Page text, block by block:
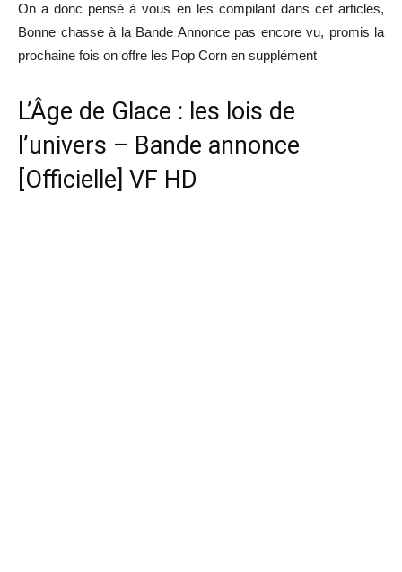
On a donc pensé à vous en les compilant dans cet articles,
Bonne chasse à la Bande Annonce pas encore vu, promis la
prochaine fois on offre les Pop Corn en supplément
L’Âge de Glace : les lois de
l’univers – Bande annonce
[Officielle] VF HD